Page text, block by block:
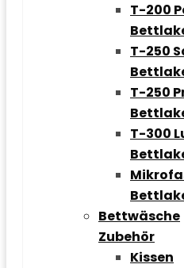
T-200
T-250
T-250
T-300
Bettwäsche
Zubehör
Kissen